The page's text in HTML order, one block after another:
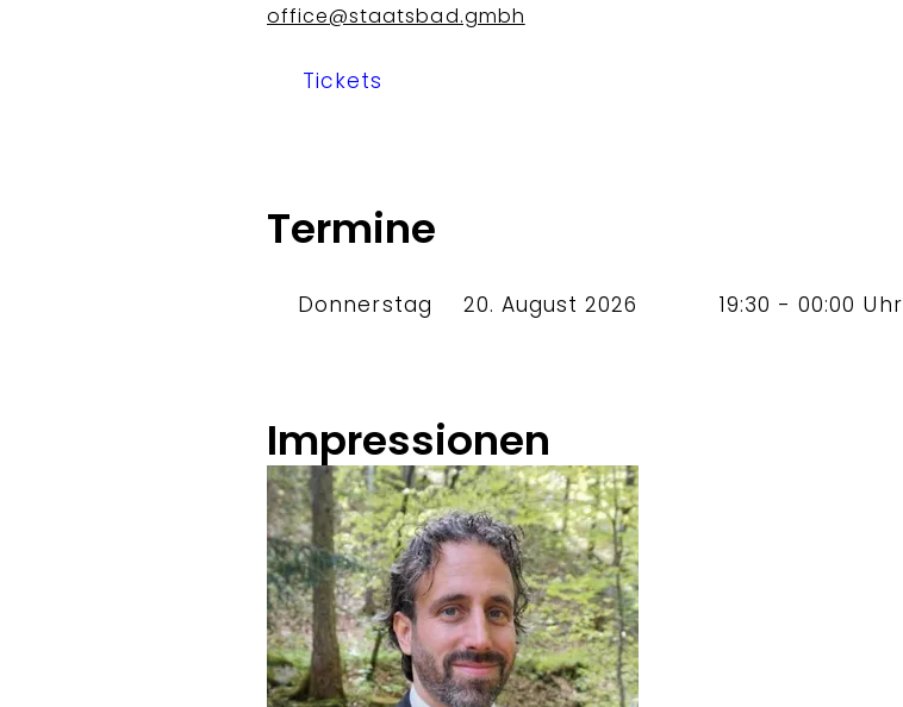
office@staatsbad.gmbh
Tickets
Termine
Donnerstag 20. August 2026 19:30 - 00:00 Uhr
Impressionen